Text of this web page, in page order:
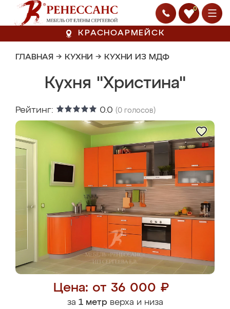
0
КРАСНОАРМЕЙСК
ГЛАВНАЯ → КУХНИ → КУХНИ ИЗ МДФ
Кухня "Христина"
Рейтинг: 0.0 (0 голосов)
Цена: от 36 000 ₽
за 1 метрверха и низа